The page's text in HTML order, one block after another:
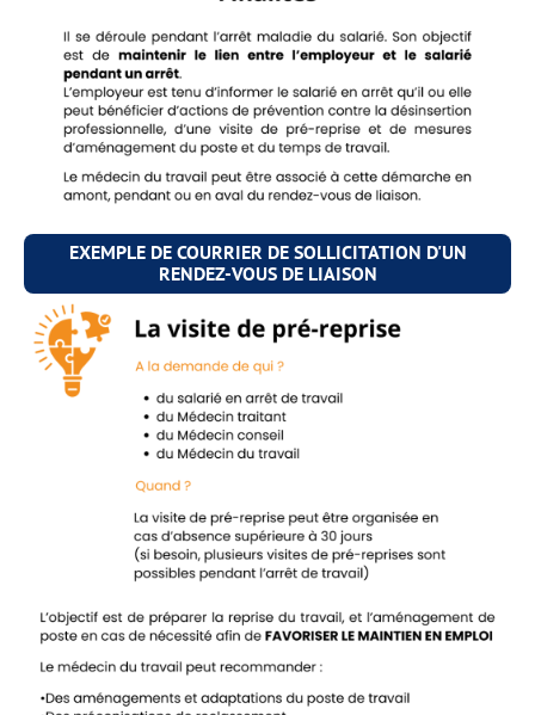
EXEMPLE DE COURRIER DE SOLLICITATION D'UN
RENDEZ-VOUS DE LIAISON